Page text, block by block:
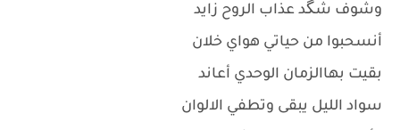
وشوف شگد عذاب الروح زايد
أنسحبوا من حياتي هواي خلان
بقيت بهاالزمان الوحدي أعاند
سواد الليل يبقى وتطفي الالوان